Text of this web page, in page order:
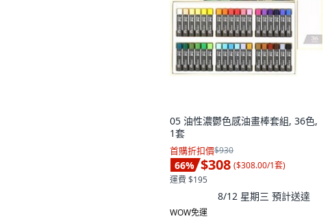
05 油性濃鬱色感油畫棒套組, 36色,
1套
首購折扣價$930
66% $308 ($308.00/1套)
運費 $195
8/12 星期三 預計送達
WOW免運